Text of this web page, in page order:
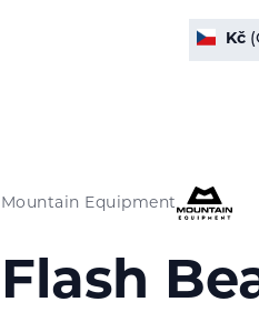
Kč
Mountain Equipment
Flash